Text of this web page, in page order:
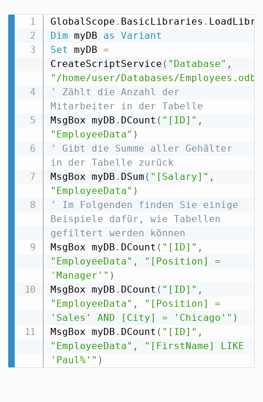
GlobalScope . BasicLibraries .
Dim myDB as
Variant
Set myDB =
CreateScriptService ( "Database" ,
"/home/user/Databases/Employees.odb"
' Zählt die Anzahl der
Mitarbeiter in der Tabelle
MsgBox myDB . DCount ( "[ID]" ,
"EmployeeData" )
' Gibt die Summe aller Gehälter
in der Tabelle zurück
MsgBox myDB . DSum ( "[Salary]" ,
"EmployeeData" )
' Im Folgenden finden Sie einige
Beispiele dafür, wie Tabellen
gefiltert werden können
MsgBox myDB . DCount ( "[ID]" ,
"EmployeeData" ,
"[Position] =
'Manager'" )
MsgBox myDB . DCount ( "[ID]" ,
"EmployeeData" ,
"[Position] =
'Sales' AND [City] = 'Chicago'" )
MsgBox myDB . DCount ( "[ID]" ,
"EmployeeData" ,
"[FirstName] LIKE
'Paul%'" )